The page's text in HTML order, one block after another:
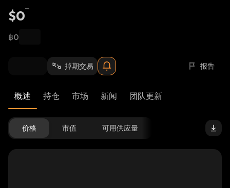
$0
฿0
掉期交易 报告
概述 持仓 市场 新闻 团队更新
价格 市值 可用供应量